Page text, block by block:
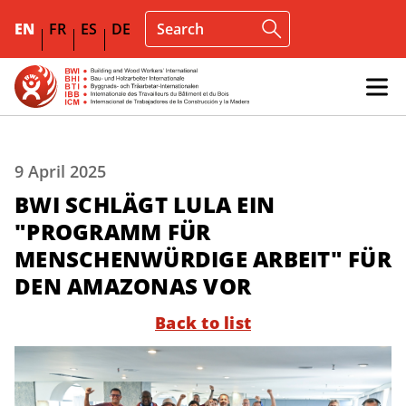
EN FR ES DE
9 April 2025
BWI SCHLÄGT LULA EIN
"PROGRAMM FÜR
MENSCHENWÜRDIGE ARBEIT" FÜR
DEN AMAZONAS VOR
Back to list